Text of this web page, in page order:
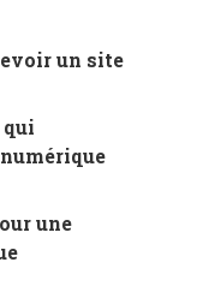
un site
qui
une